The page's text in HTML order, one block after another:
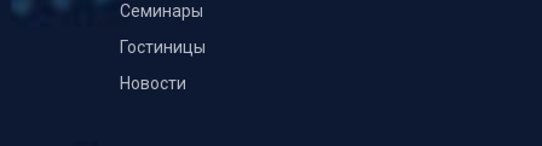
Семинары
Гостиницы
Новости